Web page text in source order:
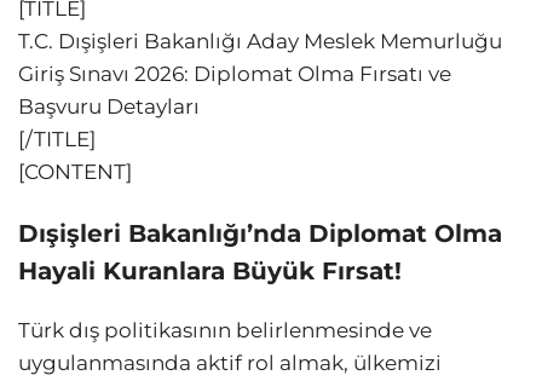
[TITLE]
T.C. Dışişleri Bakanlığı Aday Meslek Memurluğu
Giriş Sınavı 2026: Diplomat Olma Fırsatı ve
Başvuru Detayları
[/TITLE]
[CONTENT]
Dışişleri Bakanlığı’nda Diplomat Olma
Hayali Kuranlara Büyük Fırsat!
Türk dış politikasının belirlenmesinde ve
uygulanmasında aktif rol almak, ülkemizi